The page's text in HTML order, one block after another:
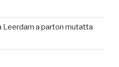
Leerdam a parton mutatta